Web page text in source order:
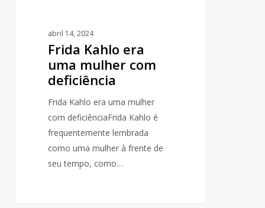
abril 14, 2024
Frida Kahlo era
uma mulher com
deficiência
Frida Kahlo era uma mulher
com deficiênciaFrida Kahlo é
frequentemente lembrada
como uma mulher à frente de
seu tempo, como…